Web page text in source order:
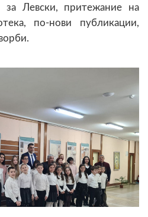
за Левски, притежание на
по-нови публикации,